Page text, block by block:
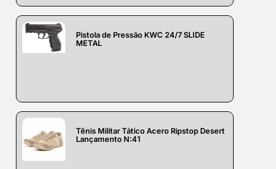
Pistola de Pressão KWC 24/7 SLIDE
METAL
Tênis Militar Tático Acero Ripstop Desert
Lançamento N:41